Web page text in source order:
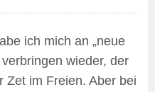
ich mich an „neue
wieder, der
Zet im Freien. Aber bei